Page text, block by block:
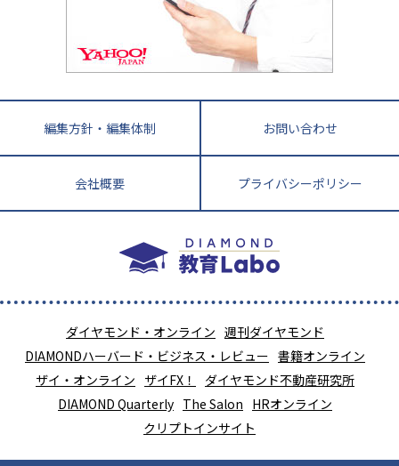
長崎県 熊本県
鹿児島県 沖縄県
教育ジャーナリストが徹底解説！ 大学受験の羅
編集方針・編集体制 お問い合わせ
会社概要 プライバシーポリシー
ダイヤモンド・オンライン 週刊ダイヤモンド
DIAMONDハーバード・ビジネス・レビュー 書籍オンライン
ザイ・オンライン ザイFX！
ダイヤモンド不動産研究所
DIAMOND Quarterly The Salon HRオンライン
クリプトインサイト